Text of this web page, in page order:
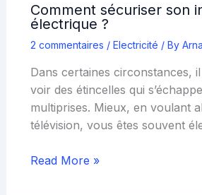
Comment sécuriser son
électrique ?
2 commentaires / Electricité / By
Dans certaines circonstances,
voir des étincelles qui
multiprises. Mieux, en voulant
télévision, vous êtes souvent
Read More »